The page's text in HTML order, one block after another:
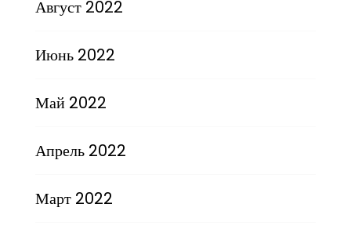
Август 2022
Июнь 2022
Май 2022
Апрель 2022
Март 2022